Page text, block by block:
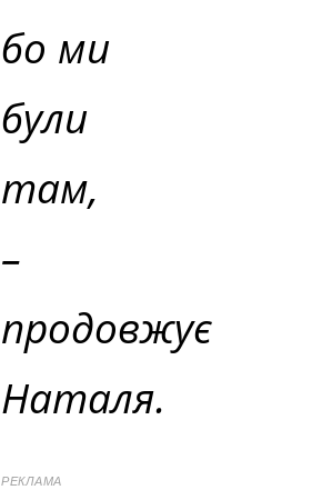
бо ми
були
там,
–
продовжує
Наталя.
РЕКЛАМА